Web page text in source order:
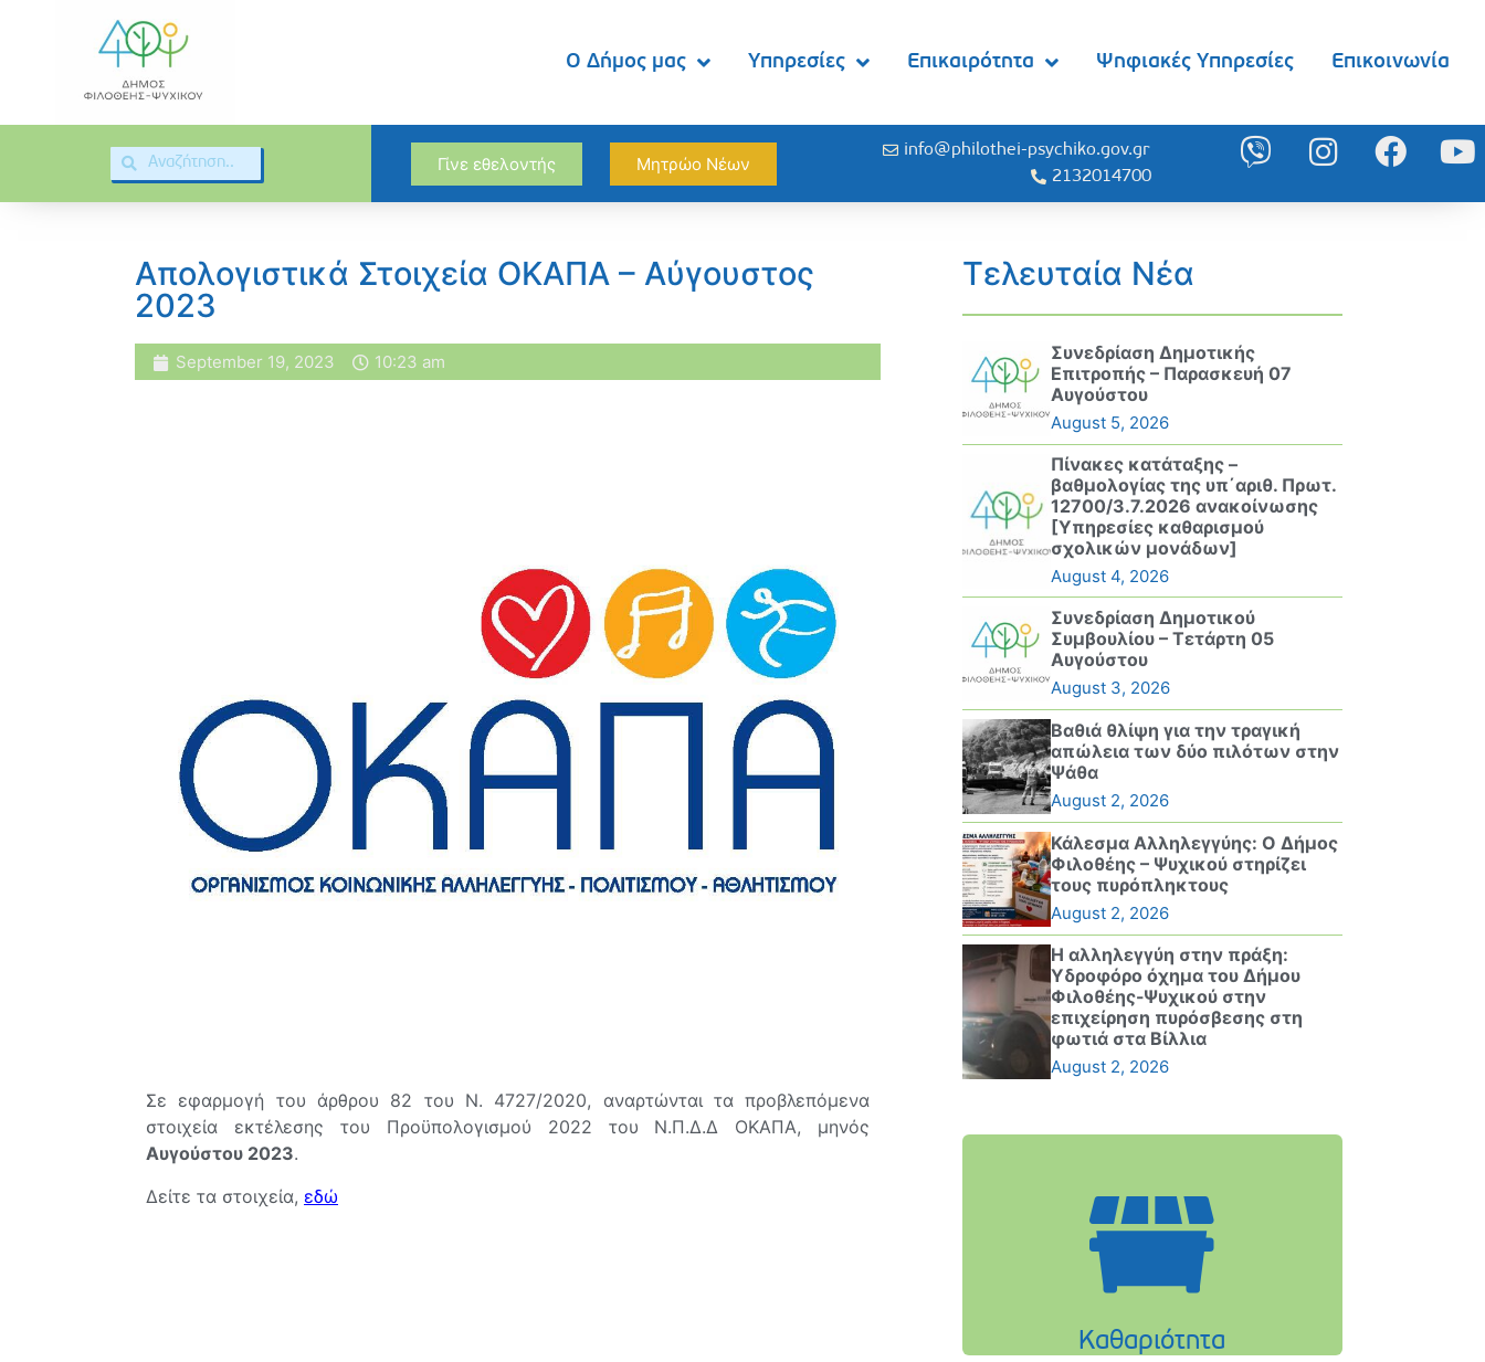
Ο Δήμος μας Υπηρεσίες Επικαιρότητα Ψηφιακές Υπηρεσίες Επικοινωνία
Γίνε εθελοντής Μητρώο Νέων
info@philothei-psychiko.gov.gr
2132014700
Απολογιστικά Στοιχεία ΟΚΑΠΑ – Αύγουστος
2023
September 19, 2023 10:23 am
Σε εφαρμογή του άρθρου 82 του Ν. 4727/2020, αναρτώνται τα προβλεπόμενα
στοιχεία εκτέλεσης του Προϋπολογισμού 2022 του Ν.Π.Δ.Δ ΟΚΑΠΑ, μηνός
Αυγούστου 2023.
Δείτε τα στοιχεία, εδώ
Τελευταία Νέα
Συνεδρίαση Δημοτικής
Επιτροπής – Παρασκευή 07
Αυγούστου
August 5, 2026
Πίνακες κατάταξης –
βαθμολογίας της υπ΄αριθ. Πρωτ.
12700/3.7.2026 ανακοίνωσης
[Υπηρεσίες καθαρισμού
σχολικών μονάδων]
August 4, 2026
Συνεδρίαση Δημοτικού
Συμβουλίου – Τετάρτη 05
Αυγούστου
August 3, 2026
Βαθιά θλίψη για την τραγική
απώλεια των δύο πιλότων στην
Ψάθα
August 2, 2026
Κάλεσμα Αλληλεγγύης: Ο Δήμος
Φιλοθέης – Ψυχικού στηρίζει
τους πυρόπληκτους
August 2, 2026
Η αλληλεγγύη στην πράξη:
Υδροφόρο όχημα του Δήμου
Φιλοθέης-Ψυχικού στην
επιχείρηση πυρόσβεσης στη
φωτιά στα Βίλλια
August 2, 2026